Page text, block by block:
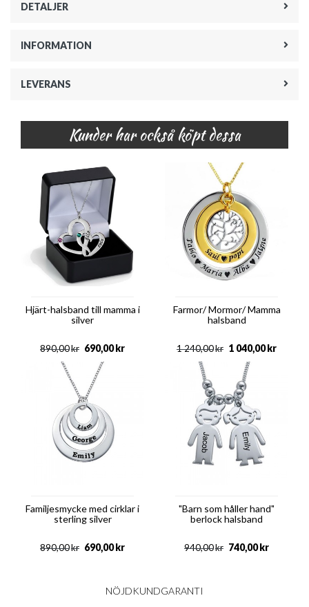
DETALJER
INFORMATION
LEVERANS
Kunder har också köpt dessa
Hjärt-halsband till mamma i
silver
kr
890,00 kr
690,00
Farmor/ Mormor/ Mamma
halsband
kr
1 240,00 kr
1 040,00
Familjesmycke med cirklar i
sterling silver
kr
890,00 kr
690,00
"Barn som håller hand"
berlock halsband
kr
940,00 kr
740,00
NÖJDKUNDGARANTI